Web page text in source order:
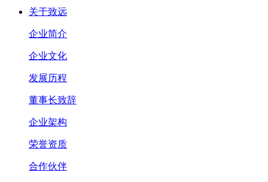
关于致远
企业简介
企业文化
发展历程
董事长致辞
企业架构
荣誉资质
合作伙伴